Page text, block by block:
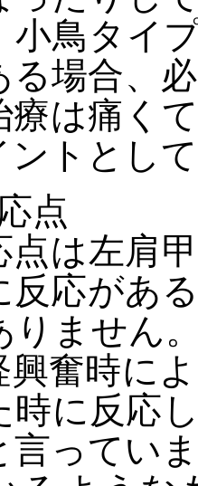
小鳥タイ
る場合、
は痛く
ントとし
点
点は左肩
反応があ
りません
興奮時に
時に反応
言ってい